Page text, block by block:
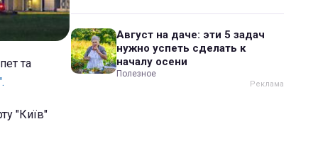
та
"Київ"
Август на даче: эти 5 задач
нужно успеть сделать к
началу осени
Полезное